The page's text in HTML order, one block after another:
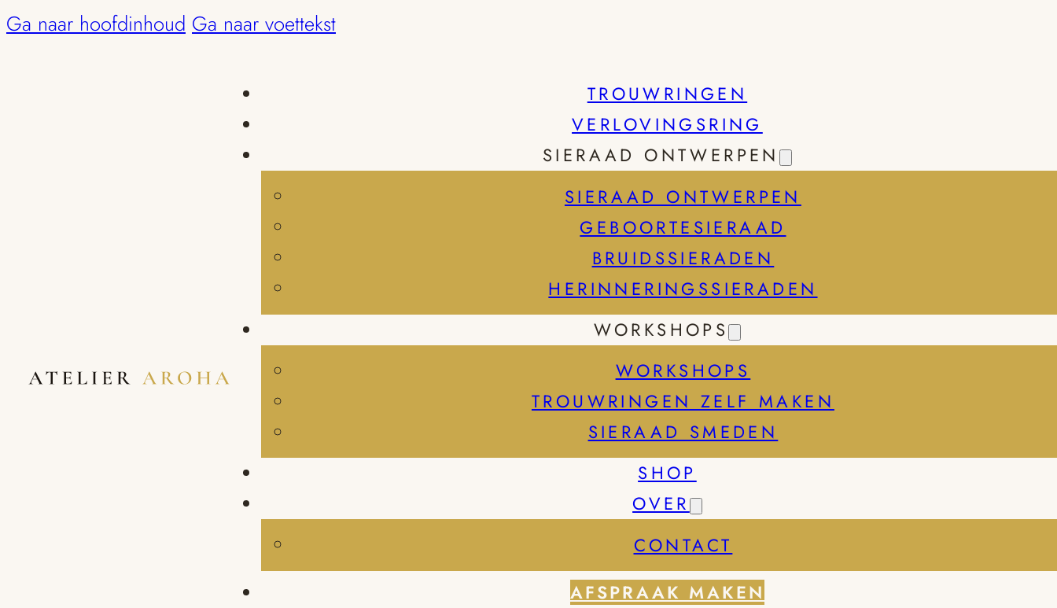
Ga naar hoofdinhoud Ga naar voettekst
TROUWRINGEN
VERLOVINGSRING
SIERAAD ONTWERPEN
SIERAAD ONTWERPEN
GEBOORTESIERAAD
BRUIDSSIERADEN
HERINNERINGSSIERADEN
WORKSHOPS
WORKSHOPS
TROUWRINGEN ZELF MAKEN
SIERAAD SMEDEN
SHOP
OVER
CONTACT
AFSPRAAK MAKEN